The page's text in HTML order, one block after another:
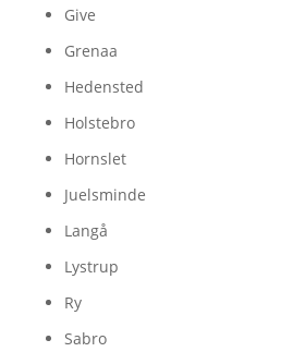
Give
Grenaa
Hedensted
Holstebro
Hornslet
Juelsminde
Langå
Lystrup
Ry
Sabro